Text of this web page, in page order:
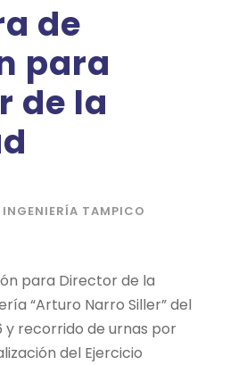
de
para
de la
TAMPICO
para Director de la
“Arturo Narro Siller” del
y recorrido de urnas por
del Ejercicio